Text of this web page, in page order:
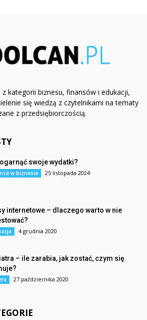
kategorii biznesu, finansów i edukacji,
się wiedzą z czytelnikami na tematy
z przedsiębiorczością.
swoje wydatki?
w biznesie 25 listopada 2024
internetowe – dlaczego warto w nie
4 grudnia 2020
– ile zarabia, jak zostać, czym się
27 października 2020